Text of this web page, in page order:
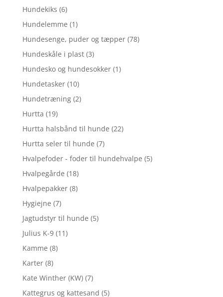
Hundekiks (6)
Hundelemme (1)
Hundesenge, puder og tæpper (78)
Hundeskåle i plast (3)
Hundesko og hundesokker (1)
Hundetasker (10)
Hundetræning (2)
Hurtta (19)
Hurtta halsbånd til hunde (22)
Hurtta seler til hunde (7)
Hvalpefoder - foder til hundehvalpe (5)
Hvalpegårde (18)
Hvalpepakker (8)
Hygiejne (7)
Jagtudstyr til hunde (5)
Julius K-9 (11)
Kamme (8)
Karter (8)
Kate Winther (KW) (7)
Kattegrus og kattesand (5)